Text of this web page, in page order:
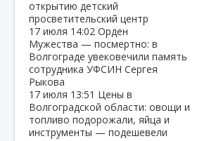
открытию детский
просветительский центр
17 июля 14:02 Орден
Мужества — посмертно: в
Волгограде увековечили память
сотрудника УФСИН Сергея
Рыкова
17 июля 13:51 Цены в
Волгоградской области: овощи и
топливо подорожали, яйца и
инструменты — подешевели